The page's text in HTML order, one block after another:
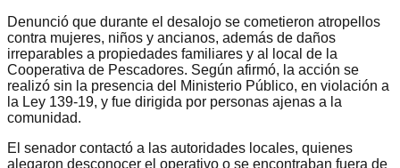
Denunció que durante el desalojo se cometieron atropellos
contra mujeres, niños y ancianos, además de daños
irreparables a propiedades familiares y al local de la
Cooperativa de Pescadores. Según afirmó, la acción se
realizó sin la presencia del Ministerio Público, en violación a
la Ley 139-19, y fue dirigida por personas ajenas a la
comunidad.
El senador contactó a las autoridades locales, quienes
alegaron desconocer el operativo o se encontraban fuera de